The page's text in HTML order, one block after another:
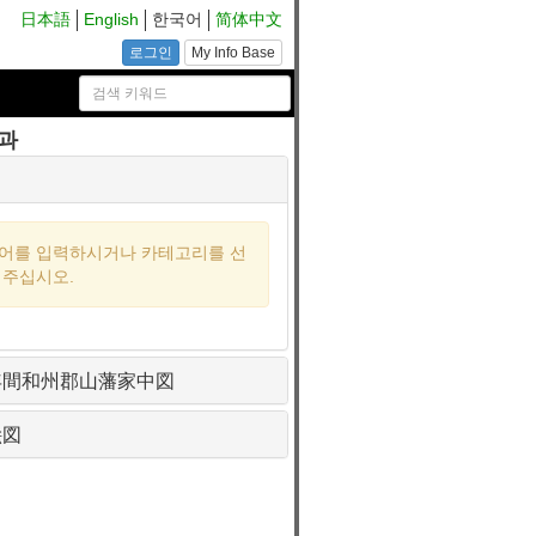
日本語 English 한국어 简体中文
로그인 My Info Base
를 입력하시거나 카테고리를 선
십시오.
和州郡山藩家中図